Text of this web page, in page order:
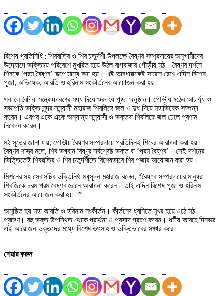
বিশেষ প্রতিনিধি : শিবরাত্রি ও শিব চতুর্দশী উপলক্ষে বৈষ্ণব সম্প্রদায়ের অনুগামীদের
উদ্যোগে ভক্তিময় পরিবেশে মুখরিত হয়ে উঠল বাগবাজার গৌড়ীয় মঠ। বৈষ্ণব দর্শনে
শিবকে ‘পরম বৈষ্ণব’ রূপে মান্য করা হয়। এই ভাবধারাকেই সামনে রেখে এদিন বিশেষ
পূজা, অভিষেক, আরতি ও হরিনাম সংকীর্তনের আয়োজন করা হয়।
সকালে বৈদিক মন্ত্রোচ্চারণের মধ্য দিয়ে শুরু হয় পূজা অনুষ্ঠান। গৌড়ীয় মঠের আচার্য্য ও
সভাপতি ভক্তি সুন্দর সন্ন্যাসী মহারাজ শিবলিঙ্গে জল ও দুধ দিয়ে মহাভিষেক সম্পন্ন
করেন। এরপর একে একে অন্যান্য সন্ন্যাসী ও ভক্তরা শিবলিঙ্গে জল ঢেলে প্রণাম
নিবেদন করেন।
মঠ সূত্রে জানা যায়, গৌড়ীয় বৈষ্ণব সম্প্রদায়ে প্রতিদিনই শিবের আরাধনা করা হয়।
বৈষ্ণব শাস্ত্র মতে, শিব ভগবান বিষ্ণুর সর্বশ্রেষ্ঠ ভক্ত বা ‘পরম বৈষ্ণব’। সেই দর্শনের
ভিত্তিতেই শিবরাত্রি ও শিব চতুর্দশীতে বিশেষভাবে শিব পূজার আয়োজন করা হয়।
মিশনের সহ সেবাসচিব ভক্তিনিষ্ঠ মধুসূদন মহারাজ বলেন, “বৈষ্ণব সম্প্রদায়ের মানুষরা
শিবজিকে চরম পরম বৈষ্ণব জ্ঞানে আরাধনা করেন। তাই এদিন বিশেষ পূজা ও হরিনাম
সংকীর্তনের আয়োজন করা হয়।”
অনুষ্ঠিত হয় মহা আরতি ও হরিনাম সংকীর্তন। কীর্তনের ধ্বনিতে মুখর হয়ে ওঠে মঠ
প্রাঙ্গণ। বহু ভক্ত উপস্থিত থেকে প্রার্থনা ও প্রসাদ গ্রহণ করেন। ধর্মীয় আবহে দিনভর
এই আয়োজন ভক্তদের মধ্যে বিশেষ উৎসাহ ও ভক্তিভাবের সঞ্চার করে।
শেয়ার করুন